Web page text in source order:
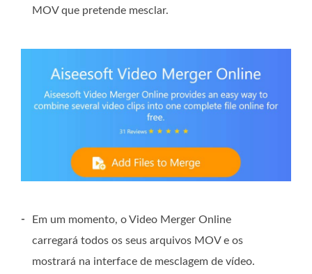
MOV que pretende mesclar.
-
Em um momento, o Video Merger Online
carregará todos os seus arquivos MOV e os
mostrará na interface de mesclagem de vídeo.